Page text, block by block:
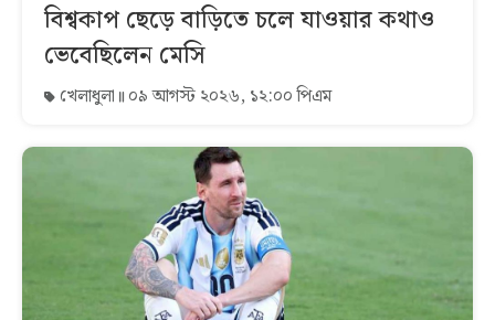
বিশ্বকাপ ছেড়ে বাড়িতে চলে যাওয়ার কথাও
ভেবেছিলেন মেসি
খেলাধুলা ০৯ আগস্ট ২০২৬, ১২:০০ পিএম